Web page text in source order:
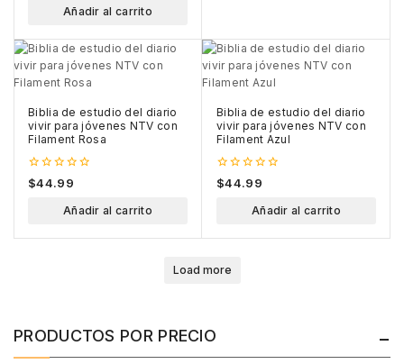
Añadir al carrito
Biblia de estudio del diario
vivir para jóvenes NTV con
Filament Rosa
0
out
$44.99
Añadir al carrito
Biblia de estudio del diario
vivir para jóvenes NTV con
Filament Azul
0
out
$44.99
Añadir al carrito
Load more
PRODUCTOS POR PRECIO